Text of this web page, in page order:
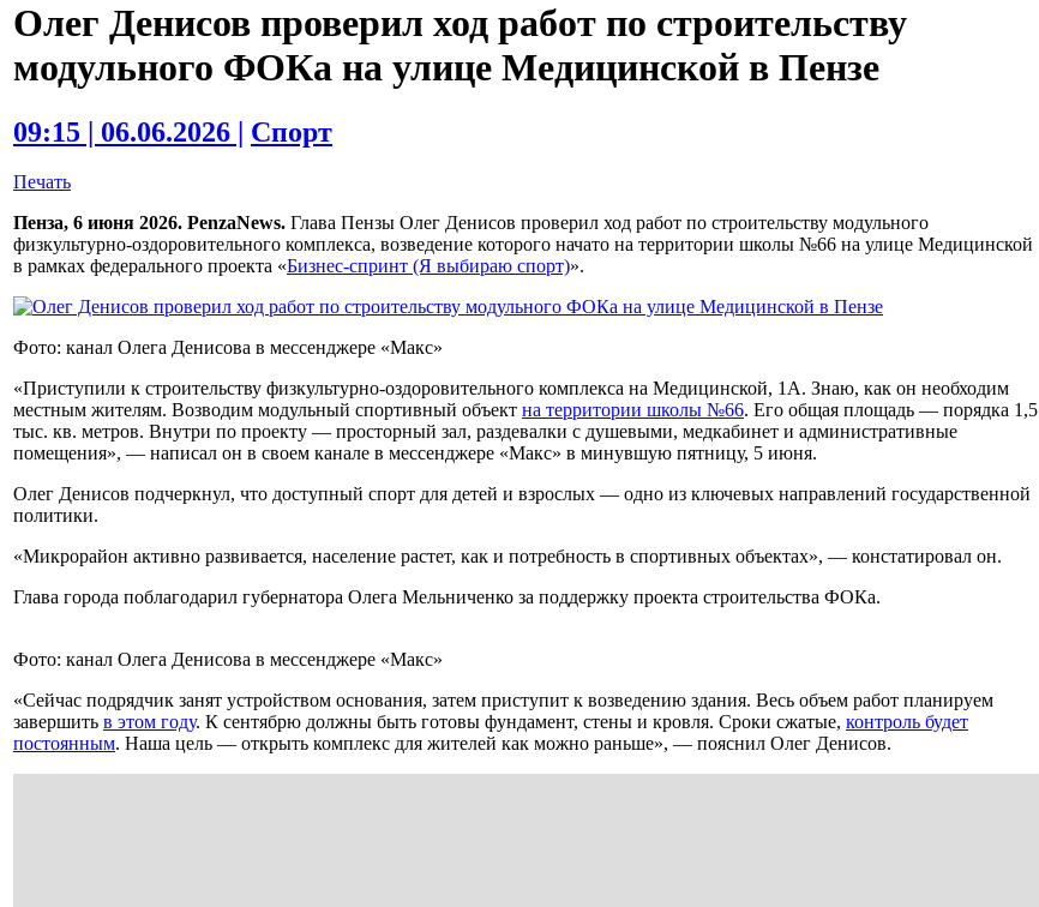
Олег Денисов проверил ход работ по строительству
модульного ФОКа на улице Медицинской в Пензе
09:15 | 06.06.2026 | Спорт
Печать
Пенза, 6 июня 2026. PenzaNews. Глава Пензы Олег Денисов проверил ход работ по строительству модульного
физкультурно-оздоровительного комплекса, возведение которого начато на территории школы №66 на улице Медицинской
в рамках федерального проекта «Бизнес-спринт (Я выбираю спорт)».
Фото: канал Олега Денисова в мессенджере «Макс»
«Приступили к строительству физкультурно-оздоровительного комплекса на Медицинской, 1А. Знаю, как он необходим
местным жителям. Возводим модульный спортивный объект на территории школы №66. Его общая площадь — порядка 1,5
тыс. кв. метров. Внутри по проекту — просторный зал, раздевалки с душевыми, медкабинет и административные
помещения», — написал он в своем канале в мессенджере «Макс» в минувшую пятницу, 5 июня.
Олег Денисов подчеркнул, что доступный спорт для детей и взрослых — одно из ключевых направлений государственной
политики.
«Микрорайон активно развивается, население растет, как и потребность в спортивных объектах», — констатировал он.
Глава города поблагодарил губернатора Олега Мельниченко за поддержку проекта строительства ФОКа.
Фото: канал Олега Денисова в мессенджере «Макс»
«Сейчас подрядчик занят устройством основания, затем приступит к возведению здания. Весь объем работ планируем
завершить в этом году. К сентябрю должны быть готовы фундамент, стены и кровля. Сроки сжатые, контроль будет
постоянным. Наша цель — открыть комплекс для жителей как можно раньше», — пояснил Олег Денисов.